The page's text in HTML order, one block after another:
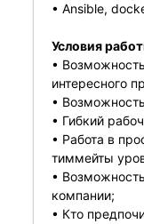
• Ansible,
Условия
•
интересного
•
• Гибкий
• Работа в
тиммейты
•
компании;
• Кто